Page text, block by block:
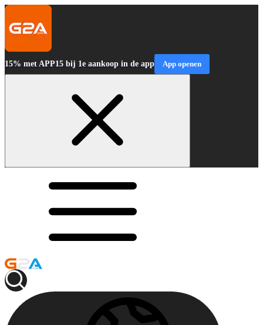
15% met APP15 bij 1e aankoop in de app App openen